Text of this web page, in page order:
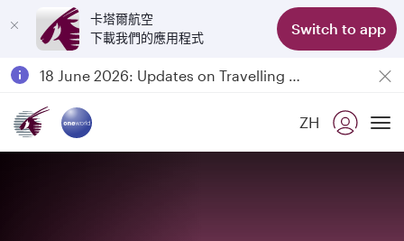
卡塔爾航空
下載我們的應用程式
Switch to app
Passengers flying between Doha and Auckland on QR914 and QR915
18 June 2026: Updates on Travelling with Power Banks
ZH